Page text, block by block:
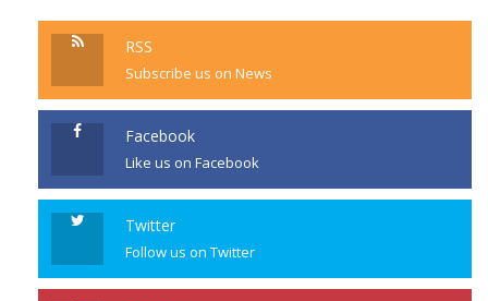
RSS
Subscribe us on News
Facebook
Like us on Facebook
Twitter
Follow us on Twitter